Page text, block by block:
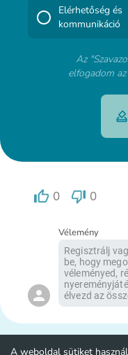
Elérhetőség és
kommunikáció
Az
elfogadom az
0 0
Vélemény
A weboldal sütiket